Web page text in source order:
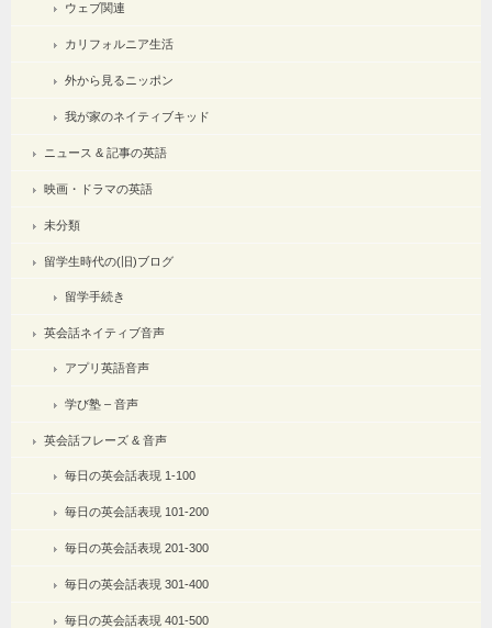
ウェブ関連
カリフォルニア生活
外から見るニッポン
我が家のネイティブキッド
ニュース & 記事の英語
映画・ドラマの英語
未分類
留学生時代の(旧)ブログ
留学手続き
英会話ネイティブ音声
アプリ英語音声
学び塾 – 音声
英会話フレーズ & 音声
毎日の英会話表現 1-100
毎日の英会話表現 101-200
毎日の英会話表現 201-300
毎日の英会話表現 301-400
毎日の英会話表現 401-500